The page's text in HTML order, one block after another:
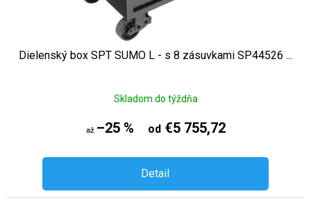
Dielenský box SPT SUMO L - s 8 zásuvkami SP44526 ...
Skladom do týždňa
až –25 % od€5 755,72
Detail